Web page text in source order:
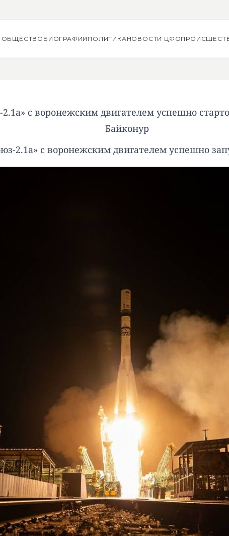
ОБЩЕСТВО БИОГРАФИИ ПОЛИТИКАНОВОСТИ ЦФО
2.1а» с воронежским двигателем успешно
Байконур
2.1а» с воронежским двигателем успешно